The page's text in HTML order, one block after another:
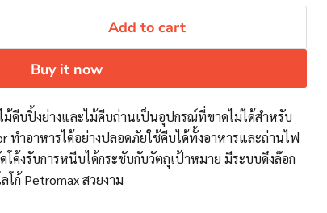
Add to cart
Buy it now
ม้คีบปิ้งย่างและไม้คีบถ่านเป็นอุปกรณ์ที่ขาดไม่ได้สำหรับ
ทำอาหารได้อย่างปลอดภัยใช้คีบได้ทั้งอาหารและถ่านไฟ
ค้งรับการหนีบได้กระชับกับวัตถุเป้าหมาย มีระบบดึงล๊อก
ก้ Petromax สวยงาม